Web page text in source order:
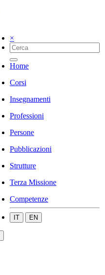
×
Home
Corsi
Insegnamenti
Professioni
Persone
Pubblicazioni
Strutture
Terza Missione
Competenze
IT EN